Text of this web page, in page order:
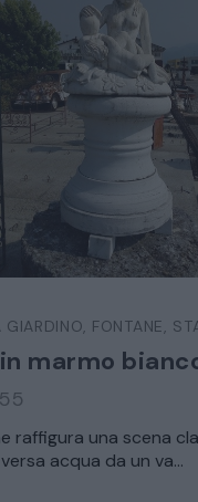
CAMERE
ARMADI
LETTI
COMÒ E
SALE DA PRANZO E
TAVOLI TAVOLINI
CREDENZE – DOPPI
GIARDINO, FONTANE,
raffigura una scena
acqua da un va...